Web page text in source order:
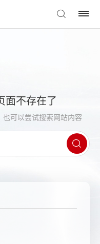
面不存在了
也可以尝试搜索网站内容